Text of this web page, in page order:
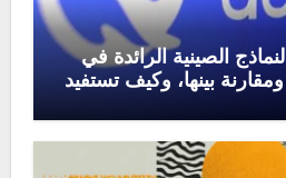
الصينية الرائدة في
بينها، وكيف تستفيد